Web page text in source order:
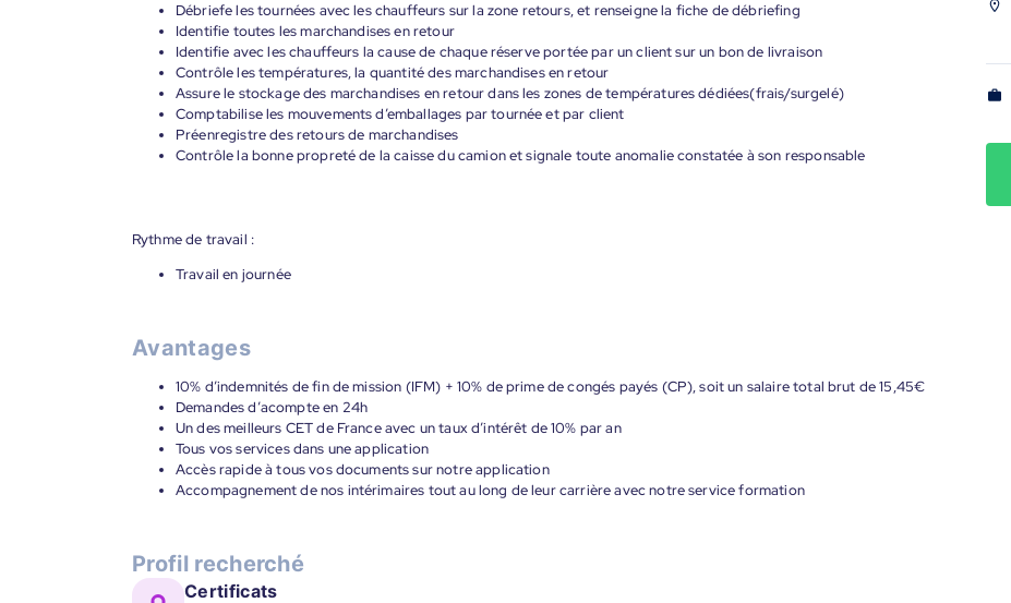
Débriefe les tournées avec les chauffeurs sur la zone retours, et renseigne la fiche de débriefing
Identifie toutes les marchandises en retour
Identifie avec les chauffeurs la cause de chaque réserve portée par un client sur un bon de livraison
Contrôle les températures, la quantité des marchandises en retour
Assure le stockage des marchandises en retour dans les zones de températures dédiées(frais/surgelé)
Comptabilise les mouvements d’emballages par tournée et par client
Préenregistre des retours de marchandises
Contrôle la bonne propreté de la caisse du camion et signale toute anomalie constatée à son responsable
Rythme de travail :
Travail en journée
Avantages
10% d’indemnités de fin de mission (IFM) + 10% de prime de congés payés (CP), soit un salaire total brut de 15,45€
Demandes d’acompte en 24h
Un des meilleurs CET de France avec un taux d’intérêt de 10% par an
Tous vos services dans une application
Accès rapide à tous vos documents sur notre application
Accompagnement de nos intérimaires tout au long de leur carrière avec notre service formation
Profil recherché
Certificats